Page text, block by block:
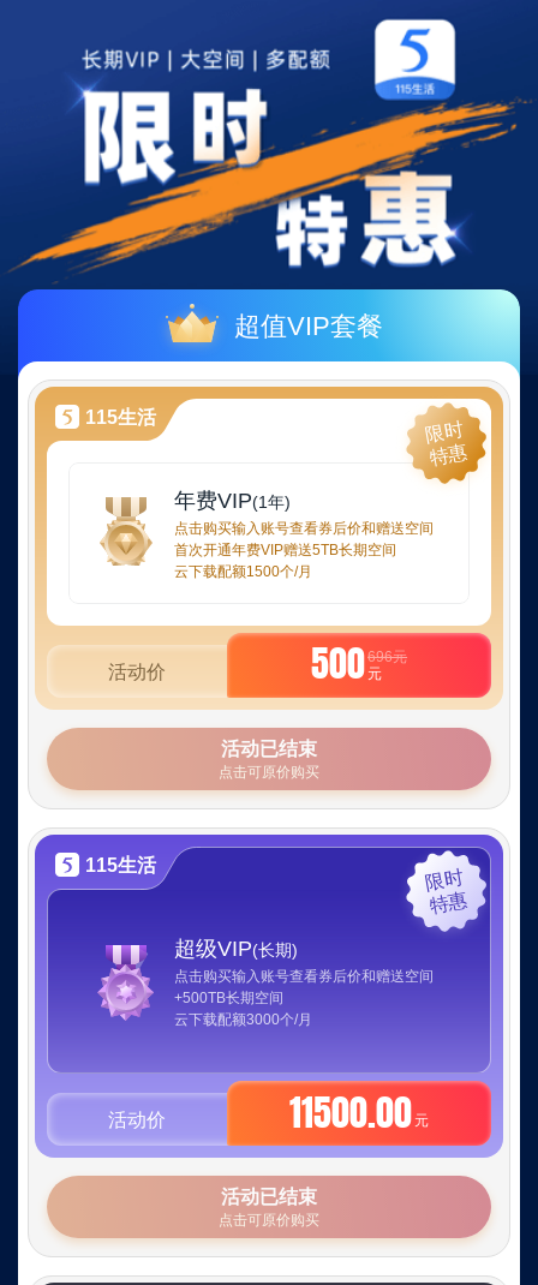
生
活
限
时
特
惠：
超值VIP套餐
限时
特惠
115生活
年费VIP(1年)
点击购买输入账号查看券后价和赠送空间
首次开通年费VIP赠送5TB长期空间
云下载配额1500个/月
活动价 500696元
元
活动已结束
点击可原价购买
限时
特惠
115生活
超级VIP(长期)
点击购买输入账号查看券后价和赠送空间
+500TB长期空间
云下载配额3000个/月
活动价 11500.00 元
活动已结束
点击可原价购买